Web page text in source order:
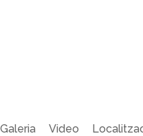
Galeria Video